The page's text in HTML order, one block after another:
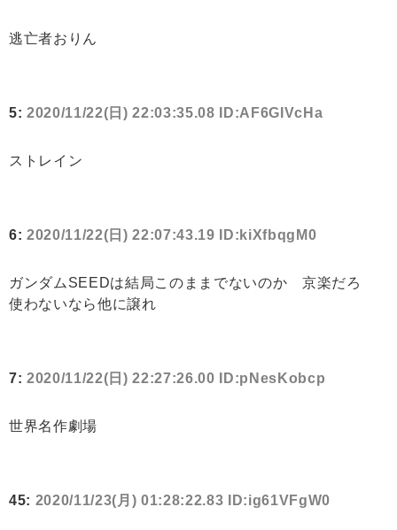
逃亡者おりん
5: 2020/11/22(日) 22:03:35.08 ID:AF6GIVcHa
ストレイン
6: 2020/11/22(日) 22:07:43.19 ID:kiXfbqgM0
ガンダムSEEDは結局このままでないのか 京楽だろ
使わないなら他に譲れ
7: 2020/11/22(日) 22:27:26.00 ID:pNesKobcp
世界名作劇場
45: 2020/11/23(月) 01:28:22.83 ID:ig61VFgW0